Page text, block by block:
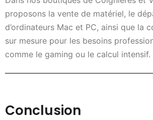
proposons la vente de matériel, le
d’ordinateurs Mac et PC, ainsi que la
sur mesure pour les besoins
comme le gaming ou le calcul intensif.
Conclusion